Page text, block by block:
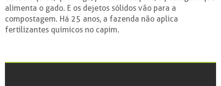
alimenta o gado. E os dejetos sólidos vão para a
compostagem. Há 25 anos, a fazenda não aplica
fertilizantes químicos no capim.